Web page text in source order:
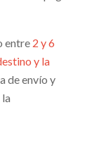
entre2 y 6
y la
de envío y